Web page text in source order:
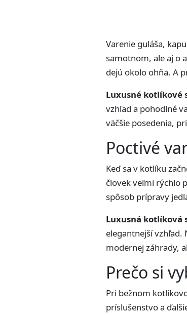
Varenie guláša,
samotnom, ale aj o
dejú okolo ohňa. A
Luxusné kotlíkové
vzhľad a pohodlné
väčšie posedenia,
Poctivé
Keď sa v kotlíku
človek veľmi rýchlo
spôsob prípravy
Luxusná kotlíková
elegantnejší vzhľad.
modernej záhrady,
Prečo si
Pri bežnom
príslušenstvo a